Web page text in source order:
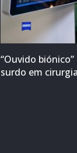
“Ouvido
surdo em